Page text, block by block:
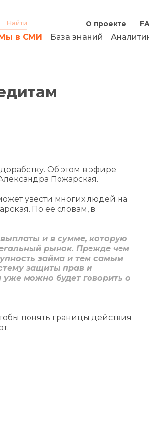
О проекте
в СМИ База знаний
Об этом в эфире
Пожарская.
увести многих людей на
По ее словам, в
и в сумме, которую
рынок. Прежде чем
займа и тем самым
защиты прав и
уже можно будет говорить о
понять границы действия